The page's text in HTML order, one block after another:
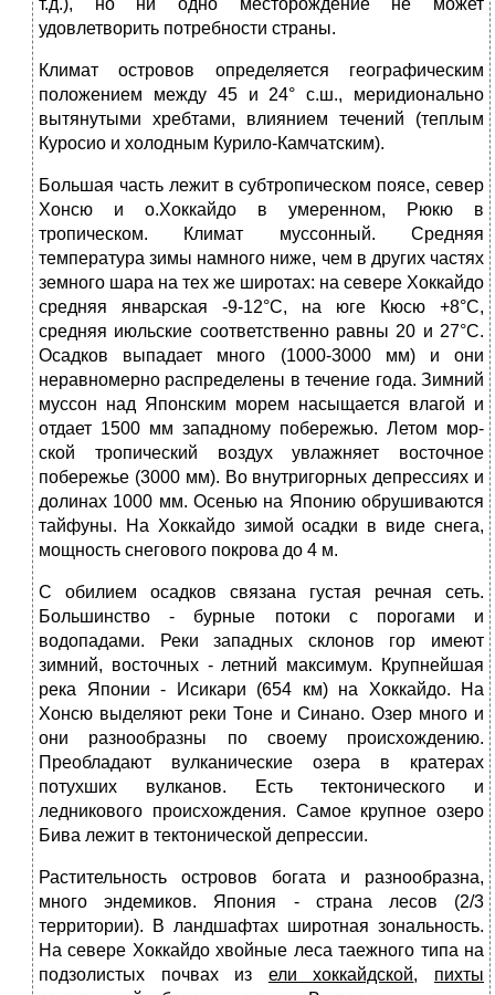
т.д.), но ни одно место­рождение не может
удовлетворить потребности страны.
Климат островов определяется географическим
положением меж­ду 45 и 24° с.ш., меридионально
вытянутыми хребтами, влиянием течений (теплым
Куросио и холодным Курило-Камчатским).
Большая часть лежит в субтропическом поясе, север
Хонсю и о.Хоккайдо в умеренном, Рюкю в
тропическом. Климат муссонный. Средняя
температура зимы намного ниже, чем в других частях
зем­ного шара на тех же широтах: на севере Хоккайдо
средняя январская -9-12°С, на юге Кюсю +8°С,
средняя июльские соответственно равны 20 и 27°С.
Осадков выпадает много (1000-3000 мм) и они
неравномерно распределены в течение года. Зимний
муссон над Японским морем насыщается влагой и
отдает 1500 мм западному побережью. Летом мор­
ской тропический воздух увлажняет восточное
побережье (3000 мм). Во внутригорных депрессиях и
долинах 1000 мм. Осенью на Японию обрушиваются
тайфуны. На Хоккайдо зимой осадки в виде снега,
мощ­ность снегового покрова до 4 м.
С обилием осадков связана густая речная сеть.
Большинство - бурные потоки с порогами и
водопадами. Реки западных склонов гор имеют
зимний, восточных - летний максимум. Крупнейшая
река Японии - Исикари (654 км) на Хоккайдо. На
Хонсю выделяют реки Тоне и Синано. Озер много и
они разнообразны по своему происхождению.
Преобладают вулканические озера в кратерах
потухших вулканов. Есть тектонического и
ледникового происхождения. Самое крупное озеро
Бива лежит в тектонической депрессии.
Растительность островов богата и разнообразна,
много эндемиков. Япония - страна лесов (2/3
территории). В ландшафтах широт­ная зональность.
На севере Хоккайдо хвойные леса таежного типа на
подзолистых почвах из ели хоккайдской, пихты